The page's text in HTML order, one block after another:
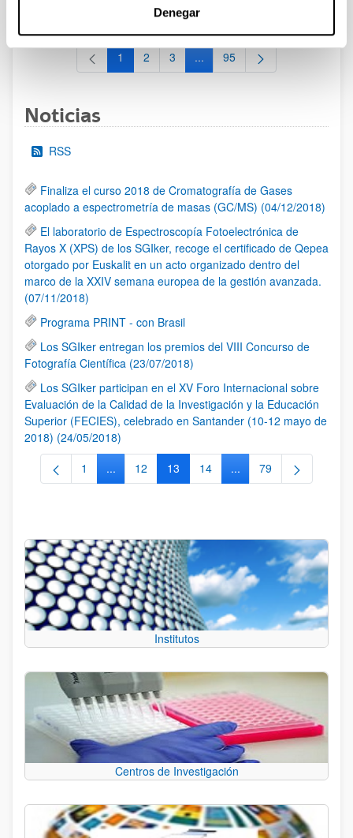
Denegar
al 30/07/2026 (ambos incluídos)
Página
1 Página
2 Página
3 ...Páginas intermedias Use TAB
Página
95
Noticias
RSS
Finaliza el curso 2018 de Cromatografía de Gases
acoplado a espectrometría de masas (GC/MS) (04/12/2018)
El laboratorio de Espectroscopía Fotoelectrónica de
Rayos X (XPS) de los SGIker, recoge el certificado de Qepea
otorgado por Euskalit en un acto organizado dentro del
marco de la XXIV semana europea de la gestión avanzada.
(07/11/2018)
Programa PRINT - con Brasil
Los SGIker entregan los premios del VIII Concurso de
Fotografía Científica (23/07/2018)
Los SGIker participan en el XV Foro Internacional sobre
Evaluación de la Calidad de la Investigación y la Educación
Superior (FECIES), celebrado en Santander (10-12 mayo de
2018) (24/05/2018)
Página
1 ...Páginas intermedias Use TAB para desplazarse.
Página
12 Página
13 Página
14 ...Páginas intermedias
Página
79
Institutos
Centros de Investigación